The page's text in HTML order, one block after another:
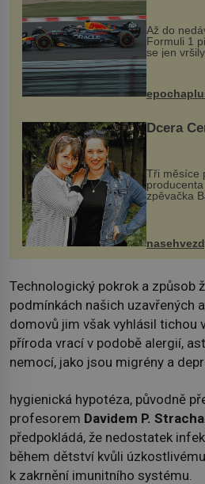
Až do
Formuli 1
se jen
na vlastní
následky
života.
Dcera
Tři měsíce
zpěvačka
dcera
ozvala veřejnosti. Na
sdílela, že
Technologický pokrok a způsob
podmínkách našich uzavřených
domovů jim však vyhlásil tichou
příroda vrací v podobě alergií,
nemocí, jako jsou migrény a
hygienická hypotéza, původně
profesorem Davidem P.
předpokládá, že nedostatek
během dětství kvůli
k zakrnění imunitního systému.